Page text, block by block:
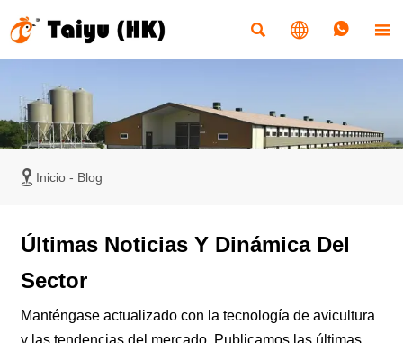
   
 Inicio - Blog
Últimas Noticias Y Dinámica Del
Sector
Manténgase actualizado con la tecnología de avicultura
y las tendencias del mercado. Publicamos las últimas